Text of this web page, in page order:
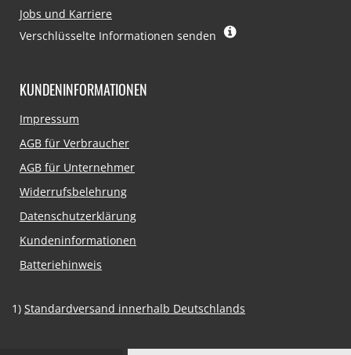
Jobs und Karriere
Verschlüsselte Informationen senden
KUNDENINFORMATIONEN
Navigation
Impressum
AGB für Verbraucher
AGB für Unternehmer
Widerrufsbelehrung
Datenschutzerklärung
Kundeninformationen
Batteriehinweis
1) Standardversand innerhalb Deutschlands